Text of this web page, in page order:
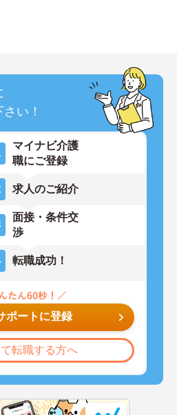
さい！
マイナビ介護
職にご登録
求人のご紹介
面接・条件交
渉
転職成功！
ポートに登録
転職する方へ